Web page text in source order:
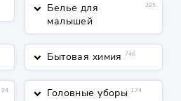
keyboard_arrow_down Белье для
малышей
285
keyboard_arrow_down Бытовая химия 746
94 keyboard_arrow_down Головные уборы 174